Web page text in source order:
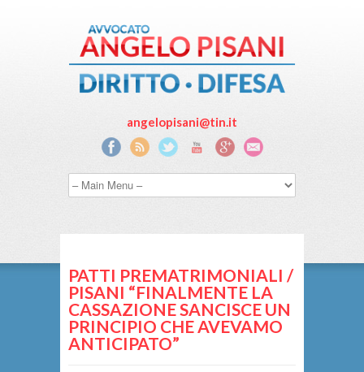
angelopisani@tin.it
PATTI PREMATRIMONIALI /
PISANI “FINALMENTE LA
CASSAZIONE SANCISCE UN
PRINCIPIO CHE AVEVAMO
ANTICIPATO”